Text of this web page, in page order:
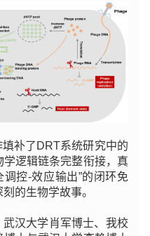
补了DRT系统研究中的
逻辑链条完整衔接，真
控-效应输出”的闭环免
的生物学故事。
汉大学肖军博士、我校